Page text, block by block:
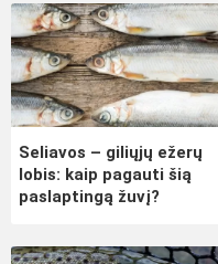
Seliavos – giliųjų ežerų
lobis: kaip pagauti šią
paslaptingą žuvį?